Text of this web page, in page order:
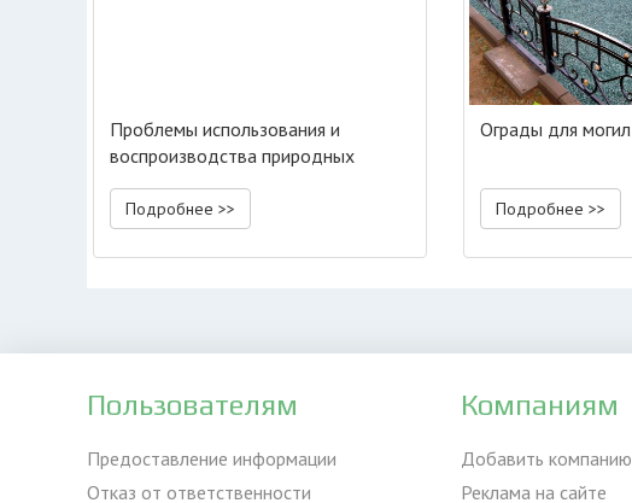
Проблемы использования и
воспроизводства природных
ресурсов
Подробнее >>
Ограды для могил
Подробнее >>
Пользователям
Предоставление информации
Отказ от ответственности
Компаниям
Добавить компанию
Реклама на сайте